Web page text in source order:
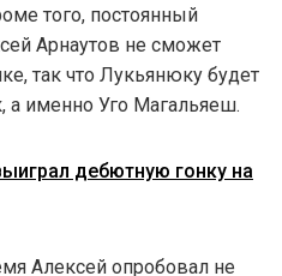
того, постоянный
Арнаутов не сможет
так что Лукьянюку будет
а именно Уго Магальяеш.
дебютную гонку на
Алексей опробовал не